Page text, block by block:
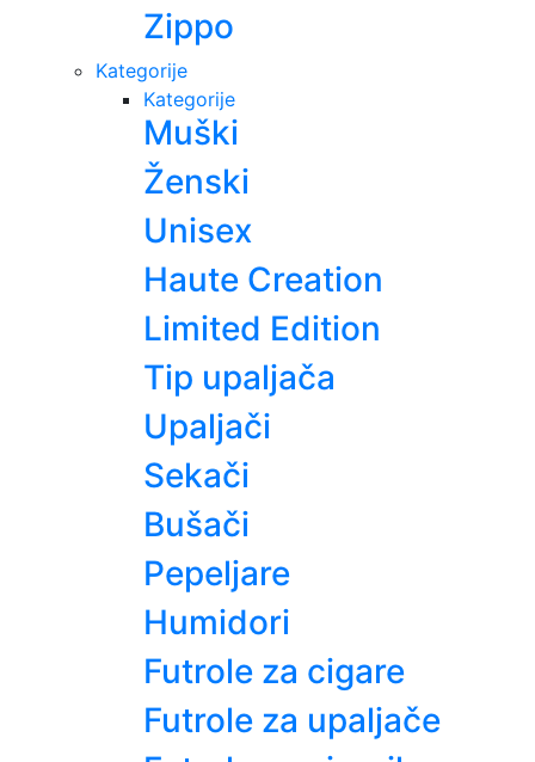
Zippo
Kategorije
Kategorije
Muški
Ženski
Unisex
Haute Creation
Limited Edition
Tip upaljača
Upaljači
Sekači
Bušači
Pepeljare
Humidori
Futrole za cigare
Futrole za upaljače